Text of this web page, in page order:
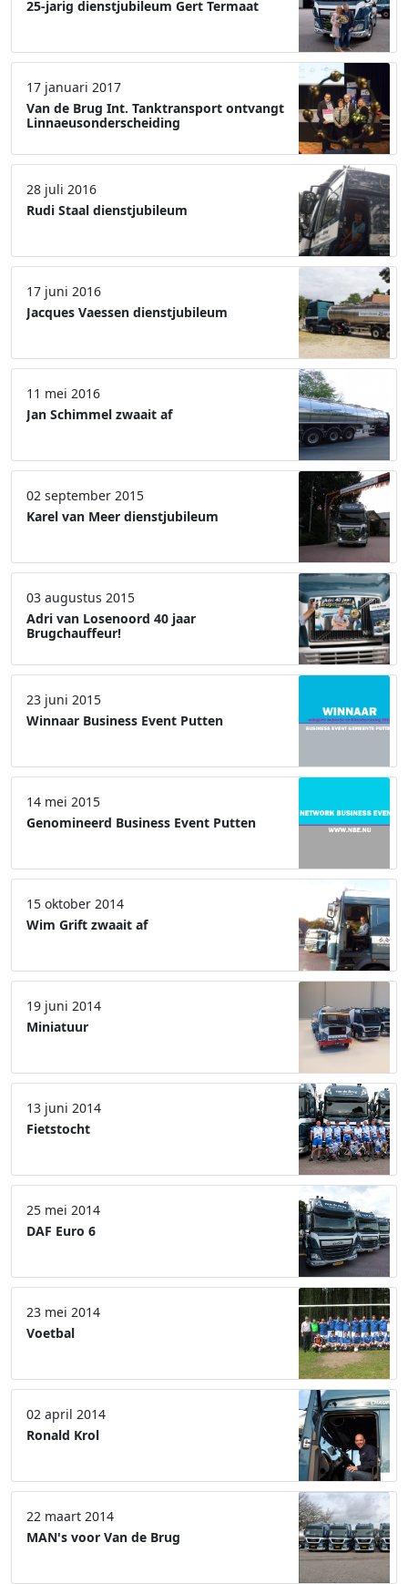
25-jarig dienstjubileum Gert Termaat
17 januari 2017
Van de Brug Int. Tanktransport ontvangt
Linnaeusonderscheiding
28 juli 2016
Rudi Staal dienstjubileum
17 juni 2016
Jacques Vaessen dienstjubileum
11 mei 2016
Jan Schimmel zwaait af
02 september 2015
Karel van Meer dienstjubileum
03 augustus 2015
Adri van Losenoord 40 jaar
Brugchauffeur!
23 juni 2015
Winnaar Business Event Putten
14 mei 2015
Genomineerd Business Event Putten
15 oktober 2014
Wim Grift zwaait af
19 juni 2014
Miniatuur
13 juni 2014
Fietstocht
25 mei 2014
DAF Euro 6
23 mei 2014
Voetbal
02 april 2014
Ronald Krol
22 maart 2014
MAN's voor Van de Brug